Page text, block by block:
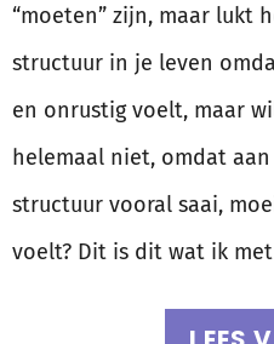
“moeten” zijn, maar lukt
structuur in je leven
en onrustig voelt, maar
helemaal niet, omdat
structuur vooral saai,
voelt? Dit is dit wat ik